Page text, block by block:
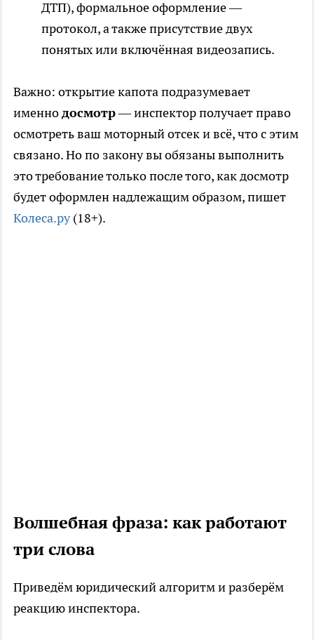
ДТП), формальное оформление —
протокол, а также присутствие двух
понятых или включённая видеозапись.
Важно: открытие капота подразумевает
именнодосмотр— инспектор получает право
осмотреть ваш моторный отсек и всё, что с этим
связано. Но по закону вы обязаны выполнить
это требование только после того, как досмотр
будет оформлен надлежащим образом, пишет
Колеса.ру(18+).
Волшебная фраза: как работают
три слова
Приведём юридический алгоритм и разберём
реакцию инспектора.